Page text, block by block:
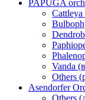
PAPUGA
Vanda
Others
Asendorfer
Others